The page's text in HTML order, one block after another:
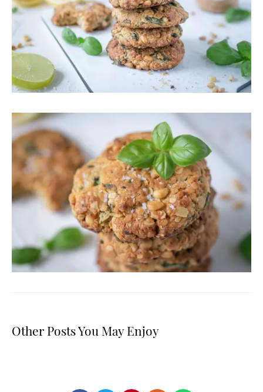
Other Posts You May Enjoy